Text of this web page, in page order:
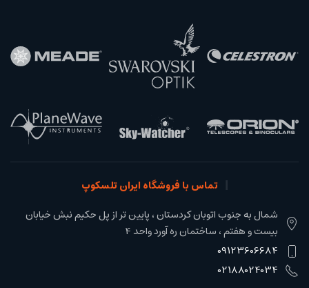
تماس با فروشگاه ایران تلسکوپ
شمال به جنوب اتوبان کردستان ، پایین تر از پل حکیم نبش خیابان
بیست و هفتم ، ساختمان ره آورد واحد 4
09123606684
02188024034